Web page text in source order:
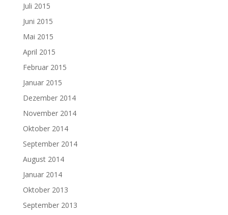
Juli 2015
Juni 2015
Mai 2015
April 2015
Februar 2015
Januar 2015
Dezember 2014
November 2014
Oktober 2014
September 2014
August 2014
Januar 2014
Oktober 2013
September 2013